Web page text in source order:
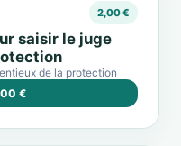
2,00 €
saisir le juge
de la protection
€